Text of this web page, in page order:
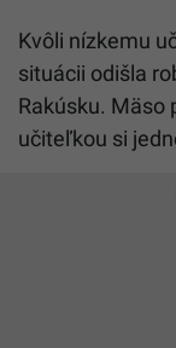
Kvôli nízkemu
situácii odišla
Rakúsku. Mäso
učiteľkou si